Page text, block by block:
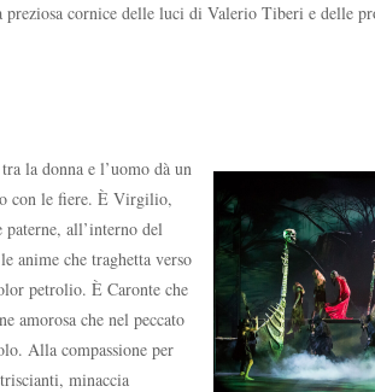
preziosa cornice delle luci di Valerio Tiberi e delle
la donna e l’uomo dà un
con le fiere. È Virgilio,
paterne, all’interno del
anime che traghetta verso
petrolio. È Caronte che
amorosa che nel peccato
Alla compassione per
minaccia